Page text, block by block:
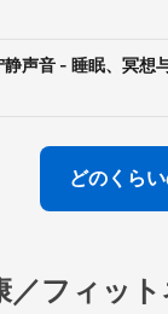
声音 - 睡眠、冥想
どのくら
／フィッ